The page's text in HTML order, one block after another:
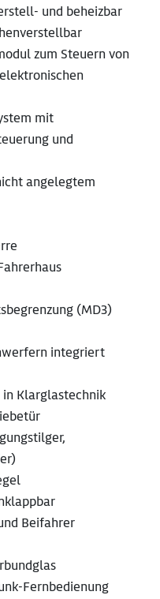
und beheizbar
zum Steuern von
mit
und
angelegtem
(MD3)
integriert
Klarglastechnik
Beifahrer
Fernbedienung